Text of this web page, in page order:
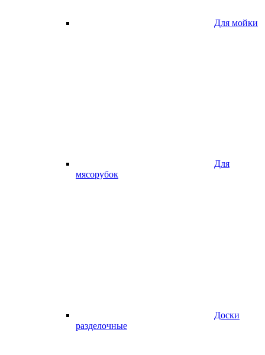
Для мойки
Для
мясорубок
Доски
разделочные